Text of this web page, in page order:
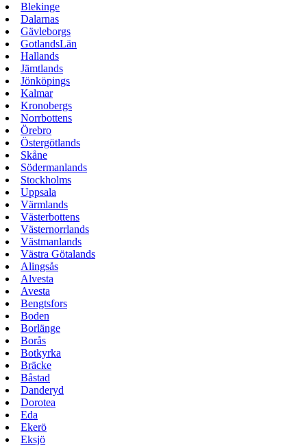
Blekinge
Dalarnas
Gävleborgs
GotlandsLän
Hallands
Jämtlands
Jönköpings
Kalmar
Kronobergs
Norrbottens
Örebro
Östergötlands
Skåne
Södermanlands
Stockholms
Uppsala
Värmlands
Västerbottens
Västernorrlands
Västmanlands
Västra Götalands
Alingsås
Alvesta
Avesta
Bengtsfors
Boden
Borlänge
Borås
Botkyrka
Bräcke
Båstad
Danderyd
Dorotea
Eda
Ekerö
Eksjö